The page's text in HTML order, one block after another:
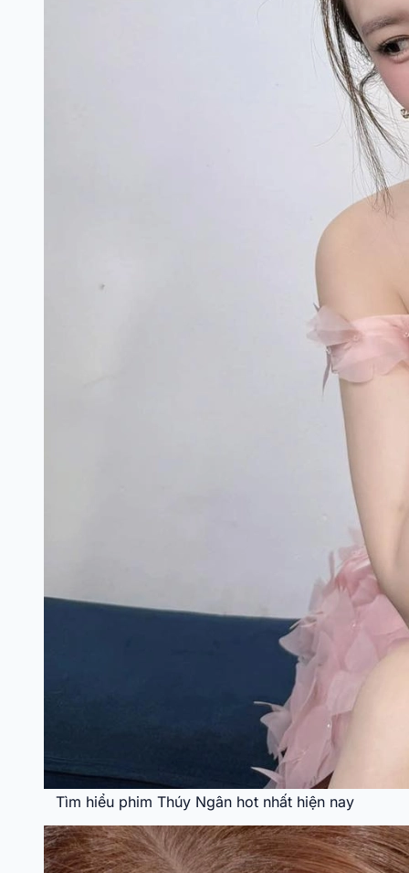
Tìm hiểu phim Thúy Ngân hot nhất hiện nay